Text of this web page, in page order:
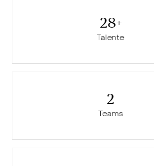
28+
Talente
2
Teams